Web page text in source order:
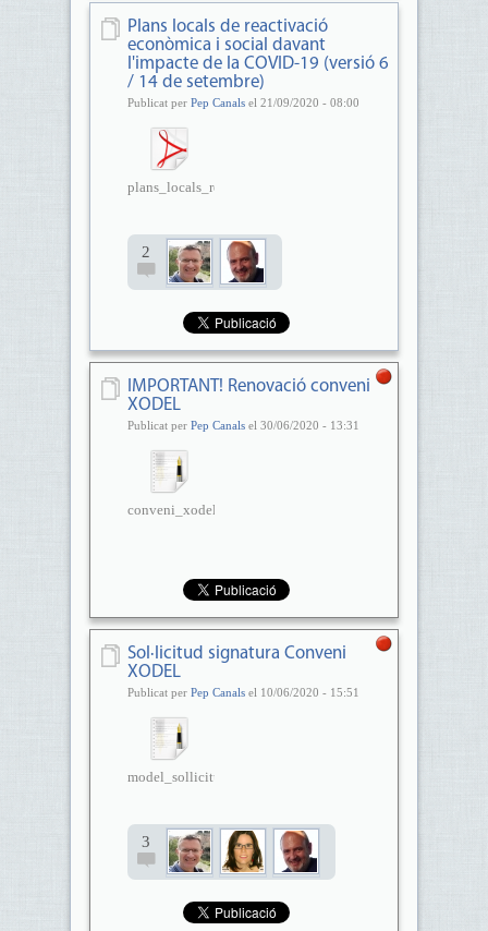
Plans locals de reactivació
econòmica i social davant
l'impacte de la COVID-19 (versió 6
/ 14 de setembre)
Publicat per Pep Canalsel 21/09/2020 - 08:00
plans_locals_reactivacio_covid...
2
IMPORTANT! Renovació conveni
XODEL
Publicat per Pep Canalsel 30/06/2020 - 13:31
conveni_xodel_2020.docx
Sol·licitud signatura Conveni
XODEL
Publicat per Pep Canalsel 10/06/2020 - 15:51
model_sollicitud_signatura_con...
3